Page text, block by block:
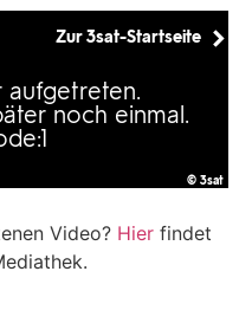
Video? Hier findet